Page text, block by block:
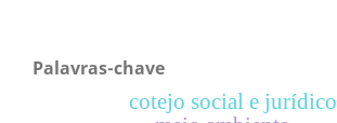
Palavras-chave
cotejo social e jurídico